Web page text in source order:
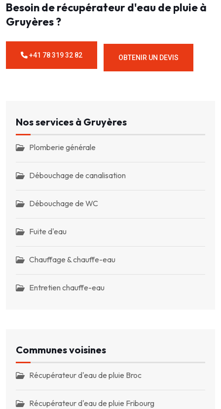
Besoin de récupérateur d'eau de pluie à
Gruyères ?
+41 78 319 32 82 OBTENIR UN DEVIS
Nos services à Gruyères
Plomberie générale
Débouchage de canalisation
Débouchage de WC
Fuite d'eau
Chauffage & chauffe-eau
Entretien chauffe-eau
Communes voisines
Récupérateur d'eau de pluie Broc
Récupérateur d'eau de pluie Fribourg